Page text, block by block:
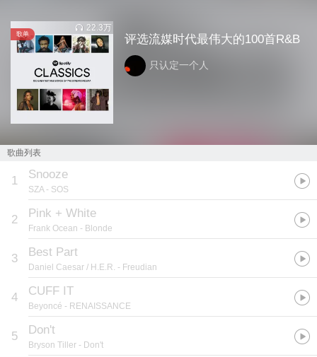
歌单
22.3万
评选流媒时代最伟大的100首R&B
只认定一个人
歌曲列表
1 Snooze
SZA- SOS
2 Pink + White
Frank Ocean - Blonde
3 Best Part
Daniel Caesar / H.E.R. - Freudian
4 CUFF IT
Beyoncé - RENAISSANCE
5 Don't
Bryson Tiller - Don't